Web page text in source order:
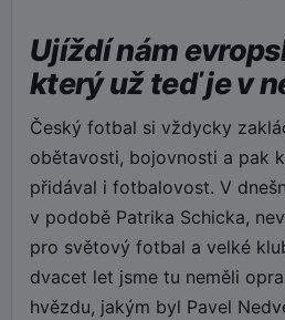
Ujíždí nám
který už teď je v
Český fotbal si vždycky
obětavosti, bojovnosti a pak
přidával i fotbalovost. V
v podobě Patrika Schicka,
pro světový fotbal a velké
dvacet let jsme tu neměli
hvězdu, jakým byl Pavel